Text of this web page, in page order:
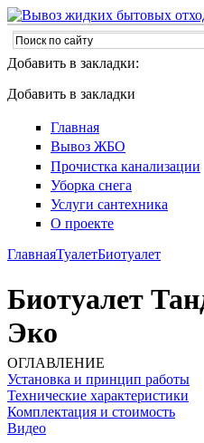
Добавить в закладки:
Добавить в закладки
Главная
Вывоз ЖБО
Прочистка канализации
Уборка снега
Услуги сантехника
О проекте
ГлавнаяТуалетБиотуалет
Биотуалет
Эко
ОГЛАВЛЕНИЕ
Установка и принцип работы
Технические характеристики
Комплектация и стоимость
Видео